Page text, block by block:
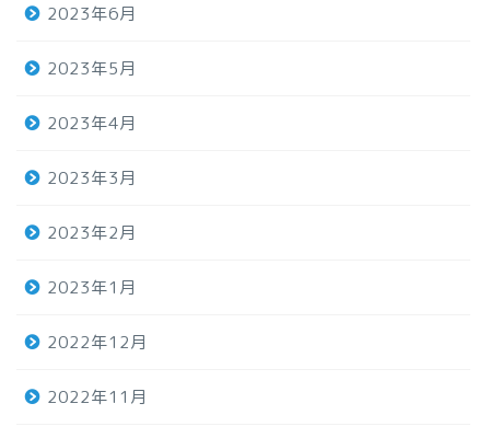
2023年6月
2023年5月
2023年4月
2023年3月
2023年2月
2023年1月
2022年12月
2022年11月